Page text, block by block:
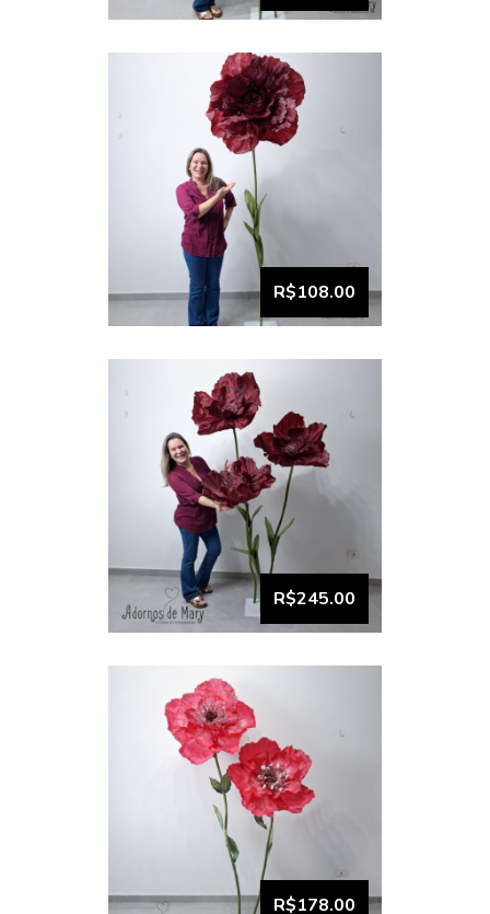
VISUALIZAR
R$108.00
VISUALIZAR
Trio de flor gigante vinho
R$245.00
VISUALIZAR
Dupla Flor Gigante Pink
Cereja (8)
R$178.00
Trio Flor Gigante Pink